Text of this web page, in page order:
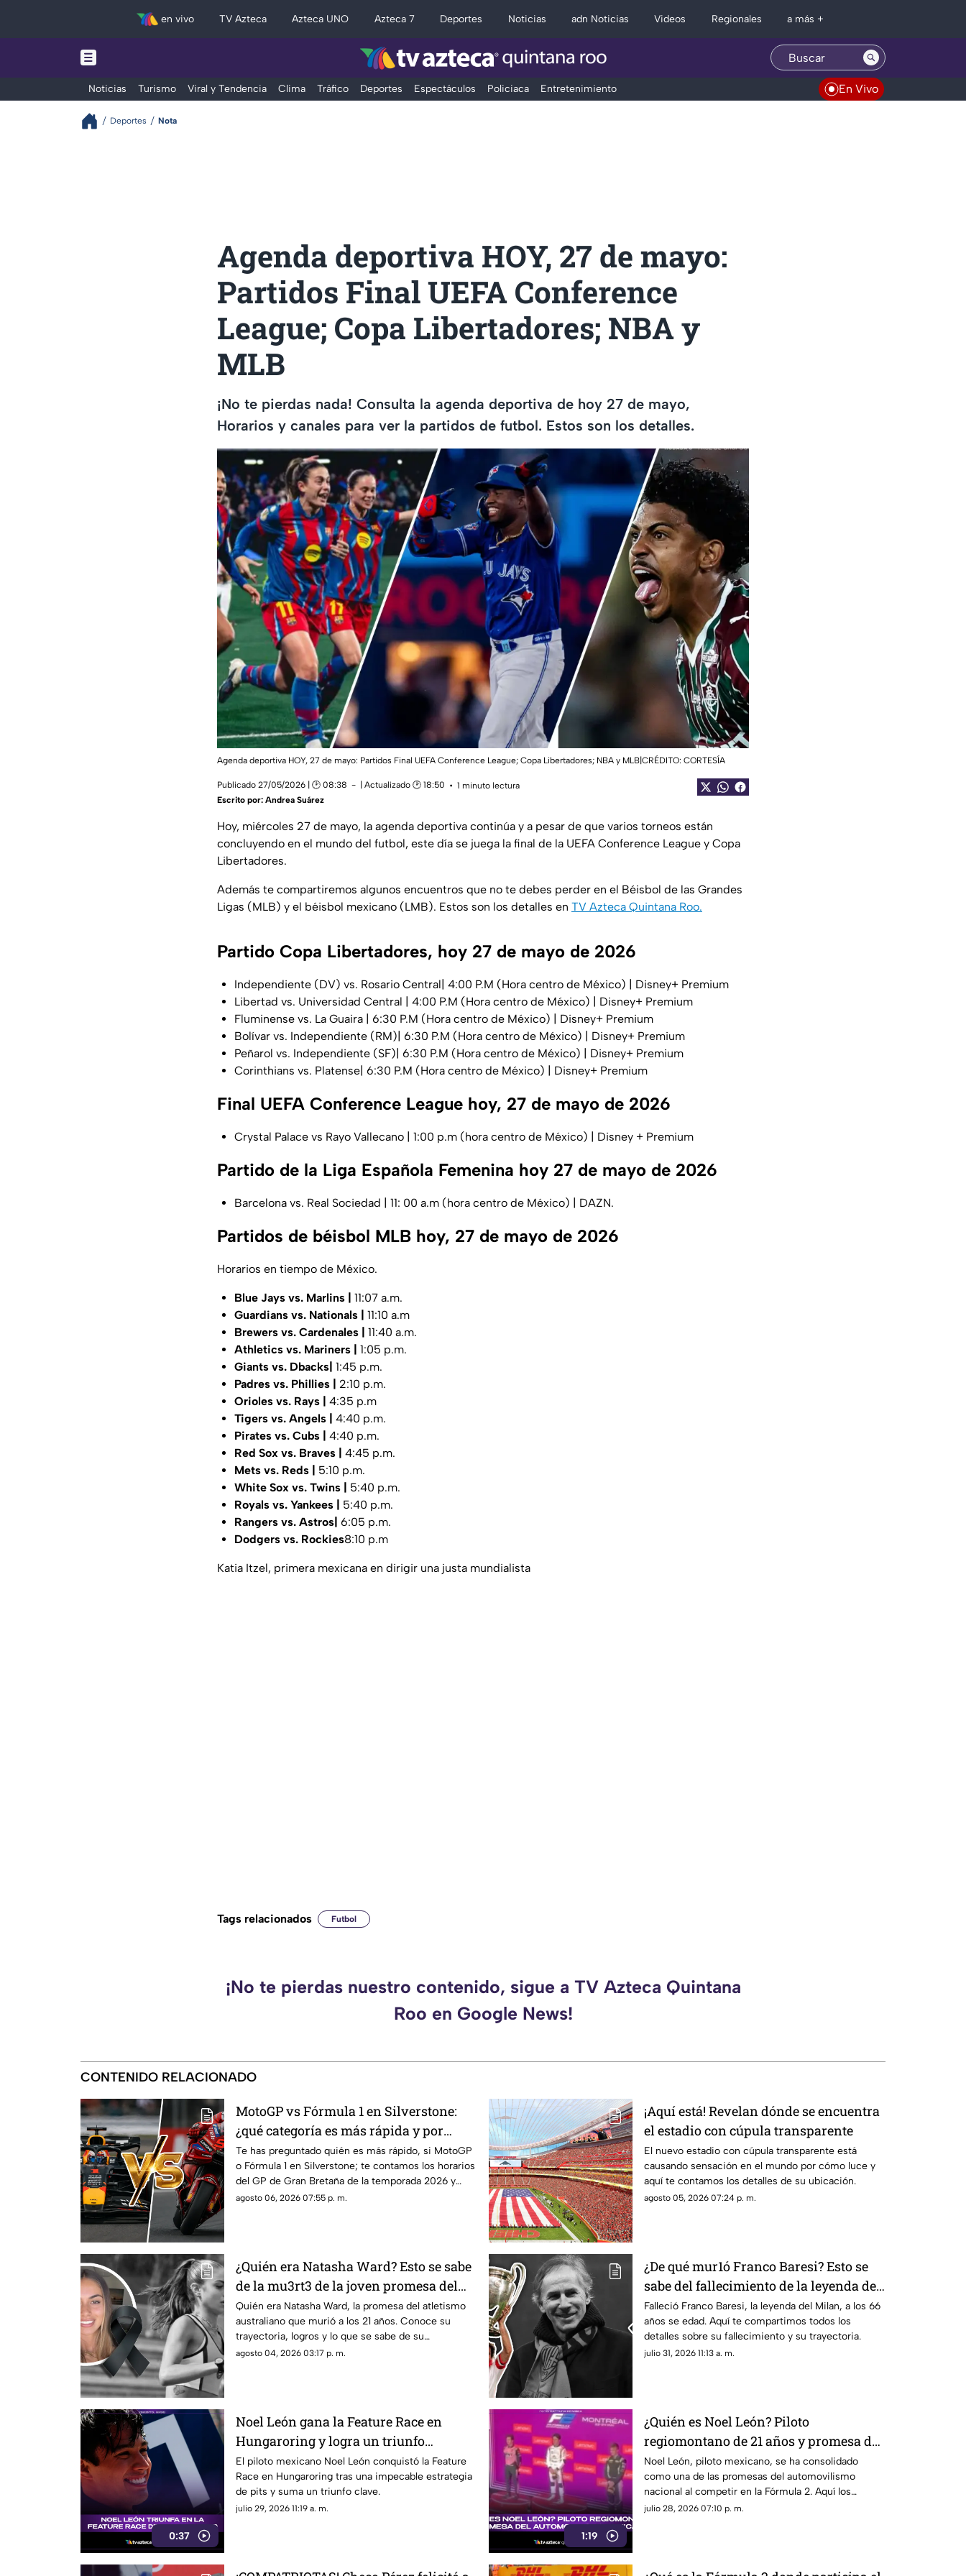
en vivo TV Azteca Azteca UNO Azteca 7 Deportes Noticias adn Noticias Videos Regionales a más +
Noticias Turismo Viral y Tendencia Clima Tráfico Deportes Espectáculos Policiaca Entretenimiento En Vivo
Deportes Nota
Agenda deportiva HOY, 27 de mayo:
Partidos Final UEFA Conference
League; Copa Libertadores; NBA y
MLB
¡No te pierdas nada! Consulta la agenda deportiva de hoy 27 de mayo,
Horarios y canales para ver la partidos de futbol. Estos son los detalles.
Agenda deportiva HOY, 27 de mayo: Partidos Final UEFA Conference League; Copa Libertadores; NBA y MLB|CRÉDITO: CORTESÍA
Publicado 27/05/2026 | 🕑 08:38 | Actualizado 🕑 18:50
1 minuto lectura
Escrito por: Andrea Suárez
Hoy, miércoles 27 de mayo, la agenda deportiva continúa y a pesar de que varios torneos están
concluyendo en el mundo del futbol, este día se juega la final de la UEFA Conference League y Copa
Libertadores.
Además te compartiremos algunos encuentros que no te debes perder en el Béisbol de las Grandes
Ligas (MLB) y el béisbol mexicano (LMB). Estos son los detalles en TV Azteca Quintana Roo.
Partido Copa Libertadores, hoy 27 de mayo de 2026
Independiente (DV) vs. Rosario Central| 4:00 P.M (Hora centro de México) | Disney+ Premium
Libertad vs. Universidad Central | 4:00 P.M (Hora centro de México) | Disney+ Premium
Fluminense vs. La Guaira | 6:30 P.M (Hora centro de México) | Disney+ Premium
Bolívar vs. Independiente (RM)| 6:30 P.M (Hora centro de México) | Disney+ Premium
Peñarol vs. Independiente (SF)| 6:30 P.M (Hora centro de México) | Disney+ Premium
Corinthians vs. Platense| 6:30 P.M (Hora centro de México) | Disney+ Premium
Final UEFA Conference League hoy, 27 de mayo de 2026
Crystal Palace vs Rayo Vallecano | 1:00 p.m (hora centro de México) | Disney + Premium
Partido de la Liga Española Femenina hoy 27 de mayo de 2026
Barcelona vs. Real Sociedad | 11: 00 a.m (hora centro de México) | DAZN.
Partidos de béisbol MLB hoy, 27 de mayo de 2026
Horarios en tiempo de México.
Blue Jays vs. Marlins | 11:07 a.m.
Guardians vs. Nationals | 11:10 a.m
Brewers vs. Cardenales | 11:40 a.m.
Athletics vs. Mariners | 1:05 p.m.
Giants vs. Dbacks| 1:45 p.m.
Padres vs. Phillies | 2:10 p.m.
Orioles vs. Rays | 4:35 p.m
Tigers vs. Angels | 4:40 p.m.
Pirates vs. Cubs | 4:40 p.m.
Red Sox vs. Braves | 4:45 p.m.
Mets vs. Reds | 5:10 p.m.
White Sox vs. Twins | 5:40 p.m.
Royals vs. Yankees | 5:40 p.m.
Rangers vs. Astros| 6:05 p.m.
Dodgers vs. Rockies8:10 p.m
Katia Itzel, primera mexicana en dirigir una justa mundialista
Tags relacionados Futbol
¡No te pierdas nuestro contenido, sigue a TV Azteca Quintana
Roo en Google News!
CONTENIDO RELACIONADO
MotoGP vs Fórmula 1 en Silverstone:
¿qué categoría es más rápida y por
cuánto?
Te has preguntado quién es más rápido, si MotoGP
o Fórmula 1 en Silverstone; te contamos los horarios
del GP de Gran Bretaña de la temporada 2026 y
dónde verlo en vivo.
agosto 06, 2026 07:55 p. m.
¡Aquí está! Revelan dónde se encuentra
el estadio con cúpula transparente
El nuevo estadio con cúpula transparente está
causando sensación en el mundo por cómo luce y
aquí te contamos los detalles de su ubicación.
agosto 05, 2026 07:24 p. m.
¿Quién era Natasha Ward? Esto se sabe
de la mu3rt3 de la joven promesa del
atletismo a los 21 años
Quién era Natasha Ward, la promesa del atletismo
australiano que murió a los 21 años. Conoce su
trayectoria, logros y lo que se sabe de su
fallecimiento.
agosto 04, 2026 03:17 p. m.
¿De qué mur1ó Franco Baresi? Esto se
sabe del fallecimiento de la leyenda del
Milan a los 66 años de edad
Falleció Franco Baresi, la leyenda del Milan, a los 66
años se edad. Aquí te compartimos todos los
detalles sobre su fallecimiento y su trayectoria.
julio 31, 2026 11:13 a. m.
0:37
Noel León gana la Feature Race en
Hungaroring y logra un triunfo
histórico rumbo al campeonato
El piloto mexicano Noel León conquistó la Feature
Race en Hungaroring tras una impecable estrategia
de pits y suma un triunfo clave.
julio 29, 2026 11:19 a. m.
1:19
¿Quién es Noel León? Piloto
regiomontano de 21 años y promesa del
automovilismo mexicano con Campos
Racing
Noel León, piloto mexicano, se ha consolidado
como una de las promesas del automovilismo
nacional al competir en la Fórmula 2. Aquí los
detalles.
julio 28, 2026 07:10 p. m.